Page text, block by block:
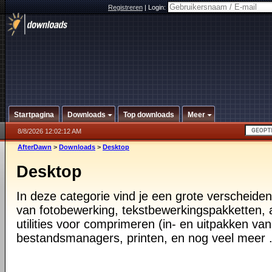
Registreren|Login:
Startpagina Downloads Top downloads Meer
8/8/2026 12:02:12 AM
AfterDawn > Downloads > Desktop
Desktop
In deze categorie vind je een grote
van fotobewerking, tekstbewerkingspakketten,
utilities voor comprimeren (in- en uitpakken
bestandsmanagers, printen, en nog veel meer